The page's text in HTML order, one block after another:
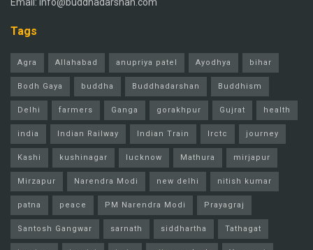
Email: info@buddhadarshan.com
Tags
Agra Allahabad anupriya patel Ayodhya bihar
Bodh Gaya buddha Buddhadarshan Buddhism
Delhi farmers Ganga gorakhpur Gujrat health
india Indian Railway Indian Train Irctc journey
Kashi kushinagar lucknow Mathura mirjapur
Mirzapur Narendra Modi new delhi nitish kumar
patna peace PM Narendra Modi Prayagraj
Santosh Gangwar sarnath siddhartha Tathagat